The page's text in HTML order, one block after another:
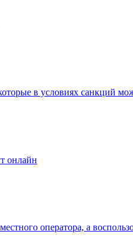
в условиях санкций
онлайн
оператора, а